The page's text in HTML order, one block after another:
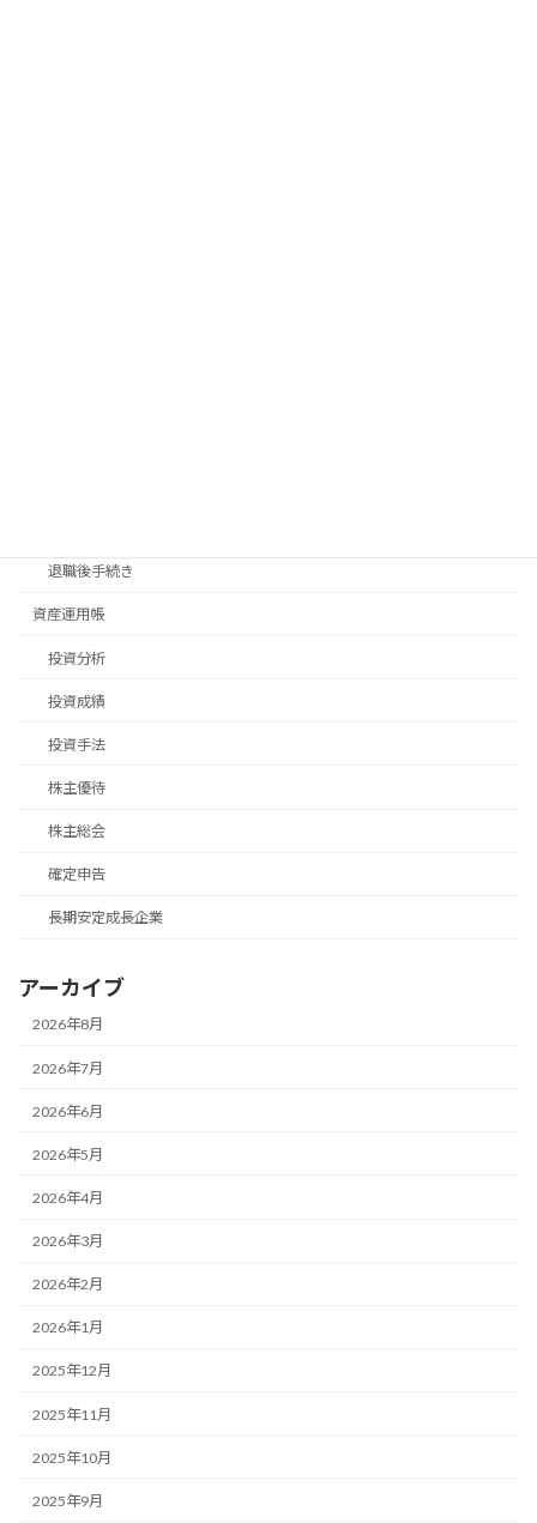
退職後手続き
資産運用帳
投資分析
投資成績
投資手法
株主優待
株主総会
確定申告
長期安定成長企業
アーカイブ
2026年8月
2026年7月
2026年6月
2026年5月
2026年4月
2026年3月
2026年2月
2026年1月
2025年12月
2025年11月
2025年10月
2025年9月